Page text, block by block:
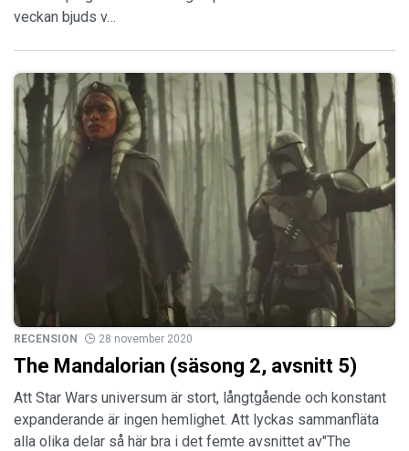
veckan bjuds v…
RECENSION 28 november 2020
The Mandalorian (säsong 2, avsnitt 5)
Att Star Wars universum är stort, långtgående och konstant
expanderande är ingen hemlighet. Att lyckas sammanfläta
alla olika delar så här bra i det femte avsnittet av"The